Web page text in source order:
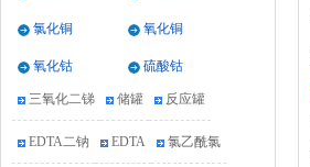
氯化铜 氧化铜
氧化钴 硫酸钴
三氧化二锑 储罐 反应罐
EDTA二钠 EDTA 氯乙酰氯